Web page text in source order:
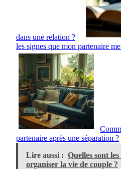
dans une relation ?
les signes que mon partenaire
partenaire après une séparation ?
Lire aussi : Quelles sont
organiser la vie de couple ?